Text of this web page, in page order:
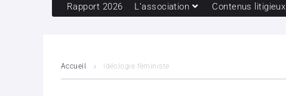
Rapport 2026 L’association Contenus litigieux
Accueil idéologie féministe